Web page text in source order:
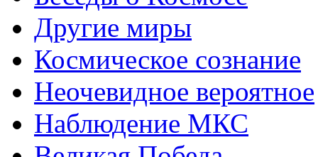
Другие миры
Космическое сознание
Неочевидное вероятное
Наблюдение МКС